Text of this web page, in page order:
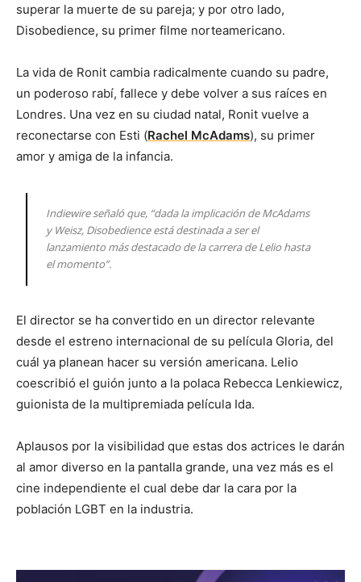
superar la muerte de su pareja; y por otro lado,
Disobedience, su primer filme norteamericano.
La vida de Ronit cambia radicalmente cuando su padre,
un poderoso rabí, fallece y debe volver a sus raíces en
Londres. Una vez en su ciudad natal, Ronit vuelve a
reconectarse con Esti (Rachel McAdams), su primer
amor y amiga de la infancia.
Indiewire señaló que, “dada la implicación de McAdams
y Weisz, Disobedience está destinada a ser el
lanzamiento más destacado de la carrera de Lelio hasta
el momento”.
El director se ha convertido en un director relevante
desde el estreno internacional de su película Gloria, del
cuál ya planean hacer su versión americana. Lelio
coescribió el guión junto a la polaca Rebecca Lenkiewicz,
guionista de la multipremiada película Ida.
Aplausos por la visibilidad que estas dos actrices le darán
al amor diverso en la pantalla grande, una vez más es el
cine independiente el cual debe dar la cara por la
población LGBT en la industria.